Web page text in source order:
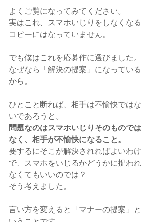
よくご覧になってみてください。
実はこれ、スマホいじりをしなくなる
コピーにはなっていません。
でも僕はこれを応募作に選びました。
なぜなら「解決の提案」になっている
から。
ひとこと断れば、相手は不愉快ではな
いであろうと。
問題なのはスマホいじりそのものでは
なく、相手が不愉快になること。
要するにそこが解決されればよいわけ
で、スマホをいじるかどうかに捉われ
なくてもいいのでは？
そう考えました。
言い方を変えると「マナーの提案」と